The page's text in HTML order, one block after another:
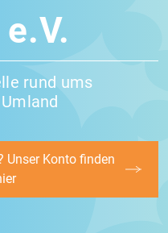
rund ums
Unser Konto finden